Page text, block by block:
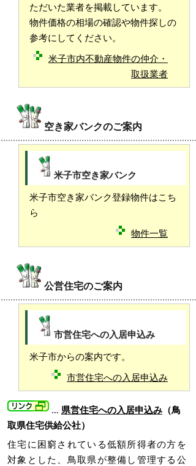
ただいた業者を掲載しています。
物件価格の相場の確認や物件探しの
参考にしてください。
米子市内不動産物件の仲介・
取扱業者
空き家バンクのご案内
米子市空き家バンク
米子市空き家バンク登録物件はこち
ら
物件一覧
公営住宅のご案内
市営住宅への入居申込み
米子市からの案内です。
市営住宅への入居申込み
… 県営住宅への入居申込み （鳥
取県住宅供給公社）
住宅に困窮されている低額所得者の方を
対象とした、鳥取県が整備し管理する公